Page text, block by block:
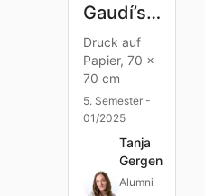
Gaudí’s Architectural Creations
Druck auf
Papier, 70 x
70 cm
5. Semester -
01/2025
Tanja
Gergen
Alumni